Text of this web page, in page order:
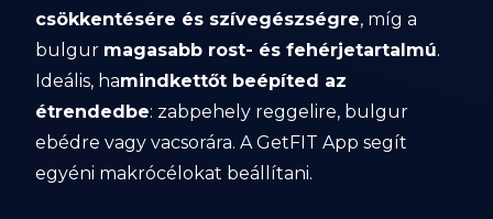
csökkentésére és szívegészségre, míg a
bulgur magasabb rost- és fehérjetartalmú.
Ideális, hamindkettőt beépíted az
étrendedbe: zabpehely reggelire, bulgur
ebédre vagy vacsorára. A GetFIT App segít
egyéni makrócélokat beállítani.